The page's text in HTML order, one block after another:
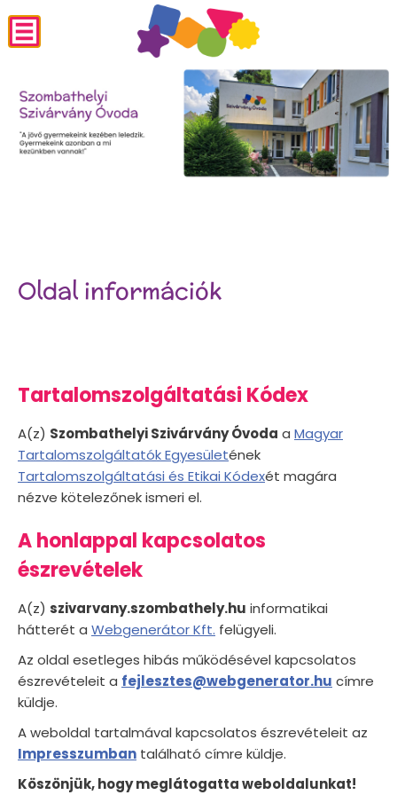
Oldal információk
Tartalomszolgáltatási Kódex
A(z) Szombathelyi Szivárvány Óvoda a Magyar
Tartalomszolgáltatók Egyesületének
Tartalomszolgáltatási és Etikai Kódexét magára
nézve kötelezőnek ismeri el.
A honlappal kapcsolatos
észrevételek
A(z) szivarvany.szombathely.hu informatikai
hátterét a Webgenerátor Kft. felügyeli.
Az oldal esetleges hibás működésével kapcsolatos
észrevételeit a fejlesztes@webgenerator.hu címre
küldje.
A weboldal tartalmával kapcsolatos észrevételeit az
Impresszumban található címre küldje.
Köszönjük, hogy meglátogatta weboldalunkat!